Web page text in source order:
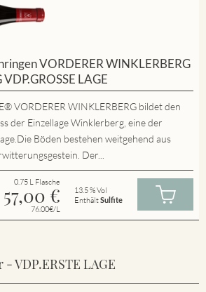
VORDERER WINKLERBERG
LAGE
VORDERER WINKLERBERG bildet den
der Einzellage Winklerberg, eine der
Böden bestehen weitgehend aus
Der...
0.75 L Flasche
57,00 €
76.00€/L
13.5 % Vol
EnthältSulfite
VDP.ERSTE LAGE